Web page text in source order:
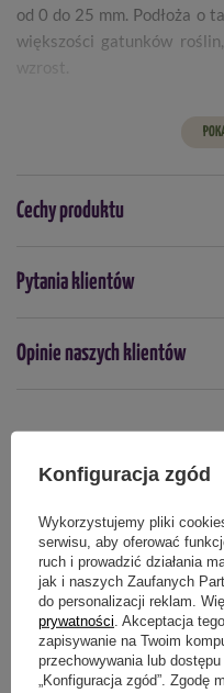
od 0 do 25 mm. Podłoża o
większości gatunków
KRONEN® Torf kwaśny
Uprawy
Uprawy borówek
Poprawy fizycznych i
istniejącego podłoża.
Opakowanie: 200 l
Ilośćopakowań: 20 szt.
Cechy produktu
Symbol
5902921240815
rośliny iglaste rośliny
Pytania klientów
Opinie naszych klientów
Produkty powiązane
Konfiguracja zgód
Wykorzystujemy pliki
serwisu, aby oferować
ruch i prowadzić działania
jak i naszych Zaufanych
do personalizacji reklam.
prywatności . Akceptacja
zapisywanie na Twoim
przechowywania lub
„Konfiguracja zgód”. Zgodę